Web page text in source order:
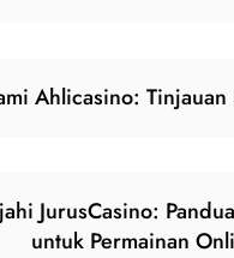
Ahlicasino:
JurusCasino:
untuk Permainan